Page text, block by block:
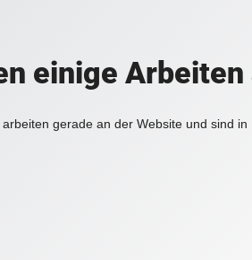
einige Arbeiten
gerade an der Website und sind in